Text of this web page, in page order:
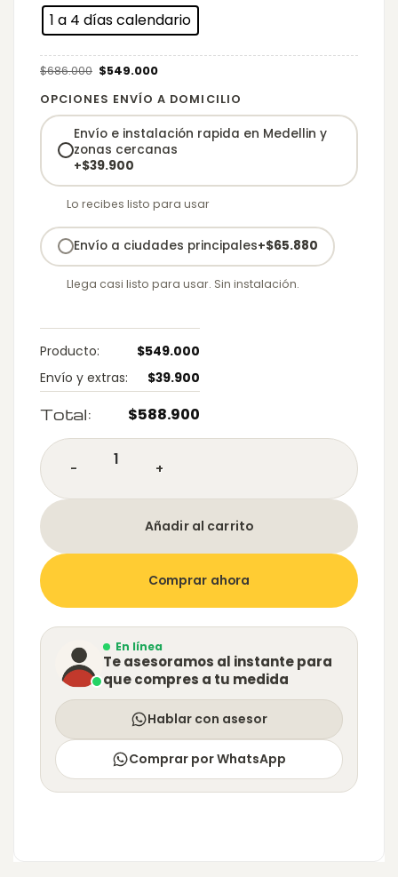
1 a 4 días calendario
$686.000 Original
price
$686.000.
$549.000Current
price
$549.000.
OPCIONES ENVÍO A DOMICILIO
Envío e instalación rapida en Medellin y
zonas cercanas
+$39.900
Lo recibes listo para usar
Envío a ciudades principales+$65.880
Llega casi listo para usar. Sin instalación.
Producto: $549.000
Envío y extras:
$39.900
Total: $588.900
Escritorio moderno tipo Mesa Enne cantidad
Añadir al carrito
Comprar ahora
En línea
Te asesoramos al instante para
que compres a tu medida
Hablar con asesor
Comprar por WhatsApp